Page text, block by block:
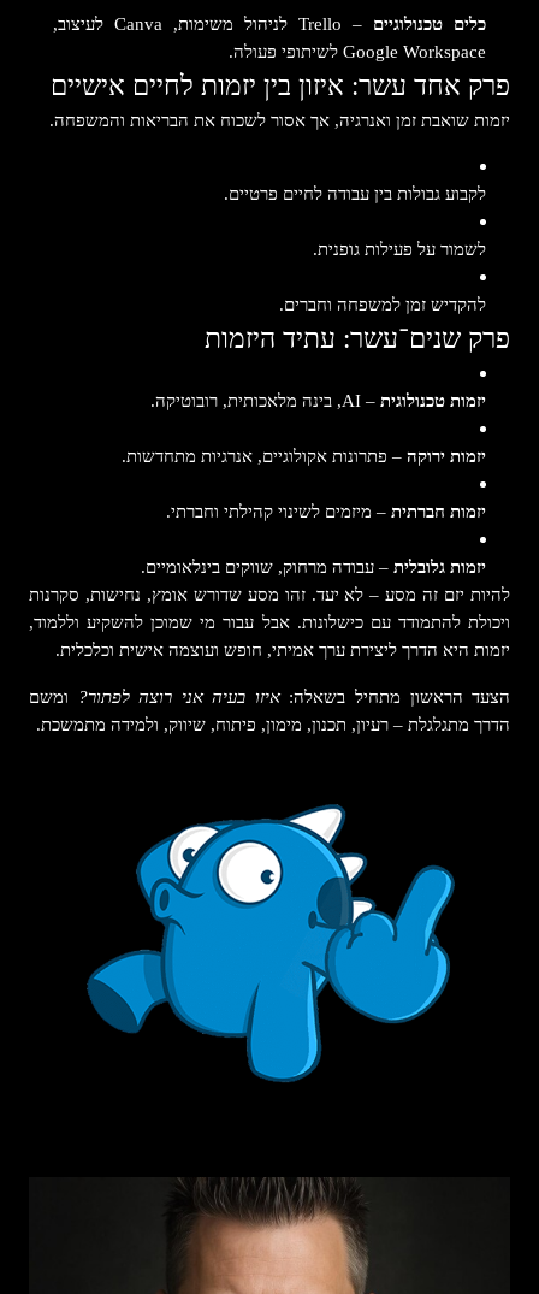
כלים טכנולוגיים
– Trello לניהול משימות, Canva לעיצוב,
Google Workspace לשיתופי פעולה.
פרק אחד עשר: איזון בין יזמות לחיים אישיים
יזמות שואבת זמן ואנרגיה, אך אסור לשכוח את הבריאות והמשפחה.
לקבוע גבולות בין עבודה לחיים פרטיים.
לשמור על פעילות גופנית.
להקדיש זמן למשפחה וחברים.
פרק שנים־עשר: עתיד היזמות
יזמות טכנולוגית– AI, בינה מלאכותית, רובוטיקה.
יזמות ירוקה– פתרונות אקולוגיים, אנרגיות מתחדשות.
יזמות חברתית– מיזמים לשינוי קהילתי וחברתי.
יזמות גלובלית– עבודה מרחוק, שווקים בינלאומיים.
להיות יזם זה מסע – לא יעד. זהו מסע שדורש אומץ, נחישות, סקרנות
ויכולת להתמודד עם כישלונות. אבל עבור מי שמוכן להשקיע וללמוד,
יזמות היא הדרך ליצירת ערך אמיתי, חופש ועוצמה אישית וכלכלית.
הצעד הראשון מתחיל בשאלה:איזו בעיה אני רוצה לפתור?
ומשם
הדרך מתגלגלת – רעיון, תכנון, מימון, פיתוח, שיווק, ולמידה מתמשכת.